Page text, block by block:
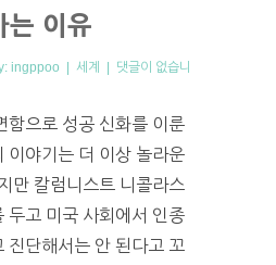
는 이유
ingppoo | 세계 | 댓글이 없습니
함으로 성공 신화를 이룬
이야기는 더 이상 놀라운
만 칼럼니스트 니콜라스
두고 미국 사회에서 인종
진단해서는 안 된다고 꼬